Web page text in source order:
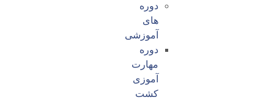
دوره
های
آموزشی
دوره
مهارت
آموزی
کشت